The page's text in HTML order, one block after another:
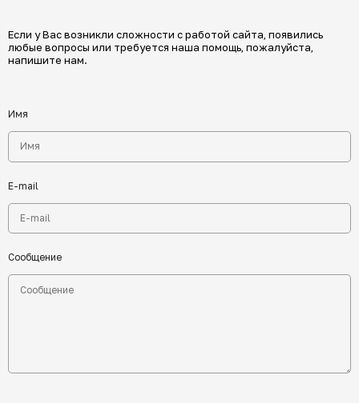
Если у Вас возникли сложности с работой сайта, появились
любые вопросы или требуется наша помощь, пожалуйста,
напишите нам.
Имя
E-mail
Сообщение